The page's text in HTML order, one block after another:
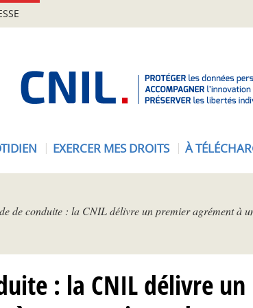
EXERCER MES DROITS À
de conduite : la CNIL délivre un premier agrément à
: la CNIL délivre